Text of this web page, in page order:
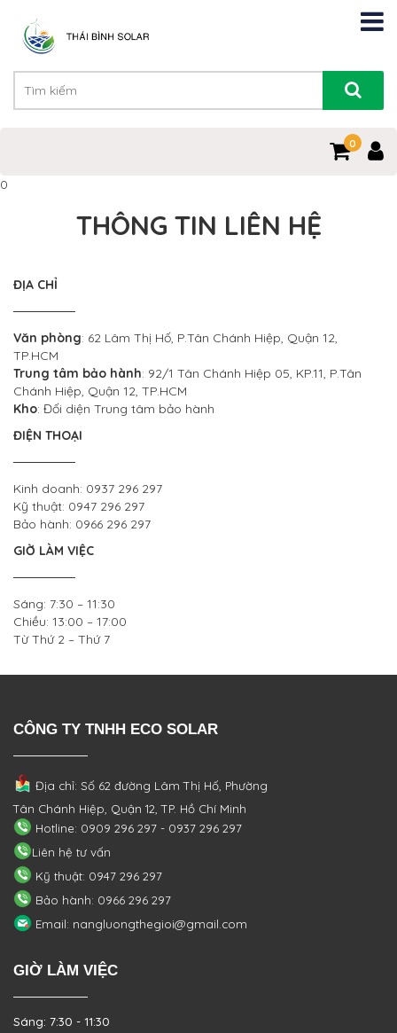
0
0
THÔNG TIN LIÊN HỆ
ĐỊA CHỈ
───────
Văn phòng: 62 Lâm Thị Hố, P.Tân Chánh Hiệp, Quận 12,
TP.HCM
Trung tâm bảo hành: 92/1 Tân Chánh Hiệp 05, KP.11, P.Tân
Chánh Hiệp, Quận 12, TP.HCM
Kho: Đối diện Trung tâm bảo hành
ĐIỆN THOẠI
───────
Kinh doanh: 0937 296 297
Kỹ thuật: 0947 296 297
Bảo hành: 0966 296 297
GIỜ LÀM VIỆC
───────
Sáng: 7:30 – 11:30
Chiều: 13:00 – 17:00
Từ Thứ 2 – Thứ 7
CÔNG TY TNHH ECO SOLAR
Địa chỉ: Số 62 đường Lâm Thị Hố, Phường
Tân Chánh Hiệp, Quận 12, TP. Hồ Chí Minh
Hotline: 0909 296 297 - 0937 296 297
Liên hệ tư vấn
Kỹ thuật: 0947 296 297
Bảo hành: 0966 296 297
Email: nangluongthegioi@gmail.com
GIỜ LÀM VIỆC
Sáng: 7:30 - 11:30